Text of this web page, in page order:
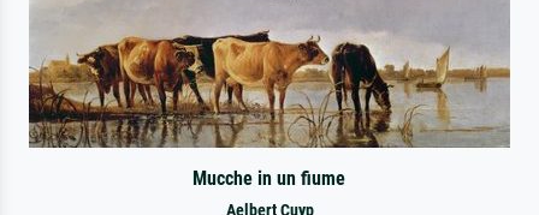
Mucche in un fiume
Aelbert Cuyp